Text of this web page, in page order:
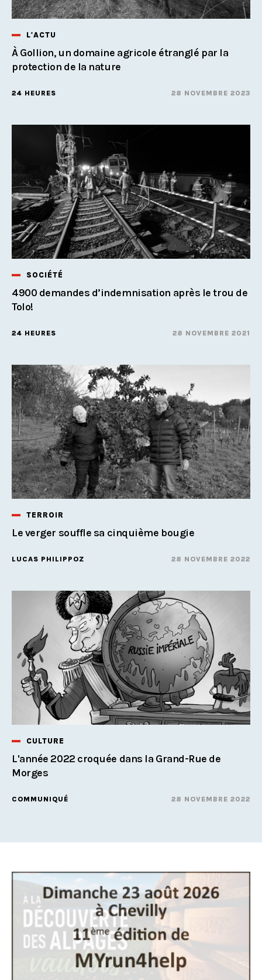
L'ACTU
À Gollion, un domaine agricole étranglé par la
protection de la nature
24 HEURES 28 NOVEMBRE 2023
SOCIÉTÉ
4900 demandes d’indemnisation après le trou de
Tolo!
24 HEURES 28 NOVEMBRE 2021
TERROIR
Le verger souffle sa cinquième bougie
LUCAS PHILIPPOZ 28 NOVEMBRE 2022
CULTURE
L'année 2022 croquée dans la Grand-Rue de
Morges
COMMUNIQUÉ 28 NOVEMBRE 2022